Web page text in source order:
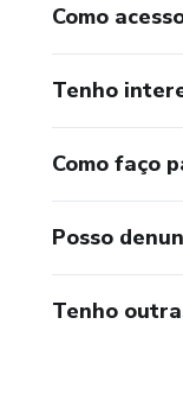
Como
Tenho
Como faço
Posso
Tenho